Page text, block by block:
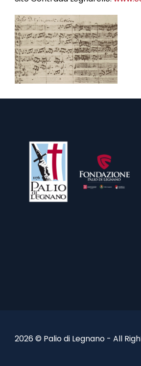
2026 © Palio di Legnano - All